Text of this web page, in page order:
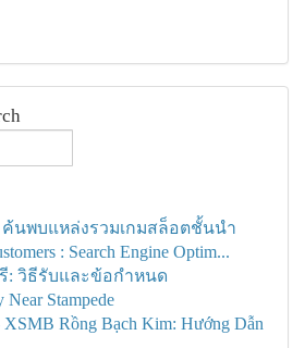
ค้นพบแหล่งรวมเกมสล็อตชั้นนำ
: Search Engine Optim...
รี: วิธีรับและข้อกำหนด
Near Stampede
Rồng Bạch Kim: Hướng Dẫn